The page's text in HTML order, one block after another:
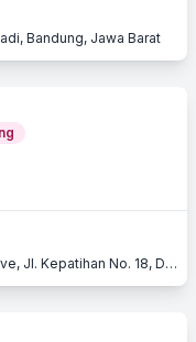
Bandung, Jawa Barat
Grand Yogya Kepatihan, Lantai 5, High Five, Jl. Kepatihan No. 18, Dewi Sartika, Bandung, Jawa Barat